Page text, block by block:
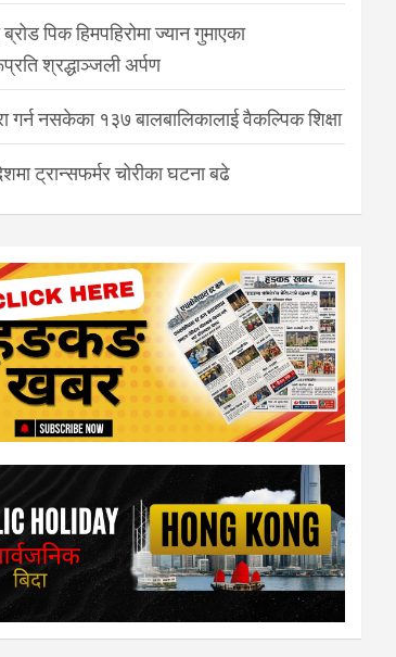
पिक हिमपहिरोमा ज्यान गुमाएका
श्रद्धाञ्जली अर्पण
गर्न नसकेका १३७ बालबालिकालाई वैकल्पिक शिक्षा
ट्रान्सफर्मर चोरीका घटना बढे